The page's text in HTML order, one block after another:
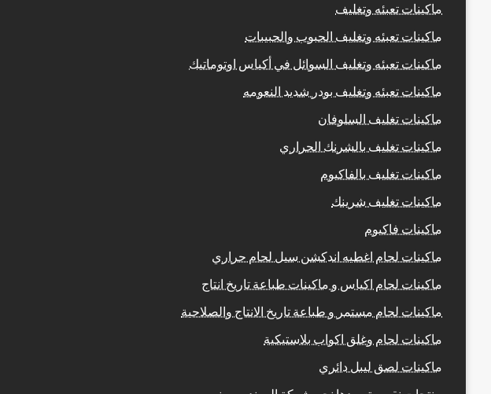
ماكينات تعبئه وتغليف
ماكينات تعبئه وتغليف الحبوب والحبيبات
ماكينات تعبئه وتغليف السوائل في أكياس اوتوماتيك
ماكينات تعبئه وتغليف بودر شديد النعومه
ماكينات تغليف السلوفان
ماكينات تغليف بالشرنك الحراري
ماكينات تغليف بالفاكيوم
ماكينات تغليف شرينك
ماكينات فاكيوم
ماكينات لحام اغطيه اندكشن سيل لحام حراري
ماكينات لحام اكياس و ماكينات طباعة تاريخ انتاج
ماكينات لحام مستمر و طباعة تاريخ الانتاج والصلاحية
ماكينات لحام وغلق اكواب بلاستيكية
ماكينات لصق ليبل دائري